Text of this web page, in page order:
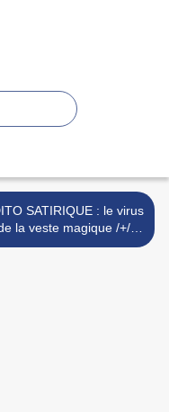
SATIRIQUE : le virus
la veste magique /+/
dans la rue dans